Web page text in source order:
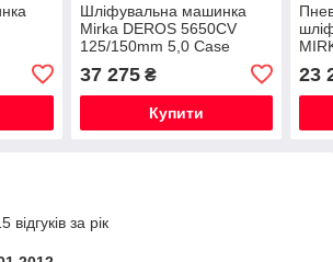
Шліфувальна машинка
Mirka DEROS 5650CV
125/150mm 5,0 Case
37 275₴
Купити
23
за рік